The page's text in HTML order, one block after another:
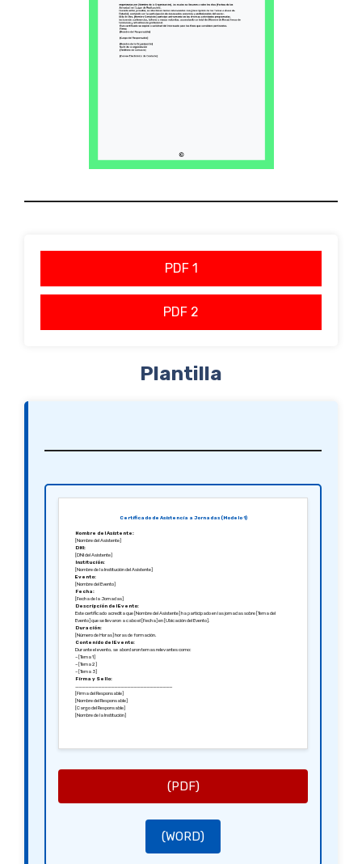
PDF 1
PDF 2
Plantilla
Certificado de Asistencia a Jornadas (Modelo 1)
Nombre del Asistente:
[Nombre del Asistente]
DNI:
[DNI del Asistente]
Institución:
[Nombre de la Institución del Asistente]
Evento:
[Nombre del Evento]
Fecha:
[Fecha de la Jornadas]
Descripción del Evento:
Este certificado acredita que [Nombre del Asistente] ha participado en las jornadas sobre [Tema del
Evento] que se llevaron a cabo el [Fecha] en [Ubicación del Evento].
Duración:
[Número de Horas] horas de formación.
Contenido del Evento:
Durante el evento, se abordaron temas relevantes como:
– [Tema 1]
– [Tema 2]
– [Tema 3]
Firma y Sello:
______________________________
[Firma del Responsable]
[Nombre del Responsable]
[Cargo del Responsable]
[Nombre de la Institución]
(PDF)
(WORD)